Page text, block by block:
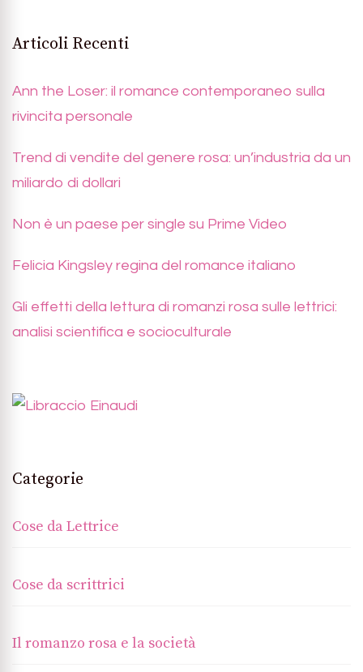
Articoli Recenti
Ann the Loser: il romance contemporaneo sulla
rivincita personale
Trend di vendite del genere rosa: un’industria da un
miliardo di dollari
Non è un paese per single su Prime Video
Felicia Kingsley regina del romance italiano
Gli effetti della lettura di romanzi rosa sulle lettrici:
analisi scientifica e socioculturale
Categorie
Cose da Lettrice
Cose da scrittrici
Il romanzo rosa e la società